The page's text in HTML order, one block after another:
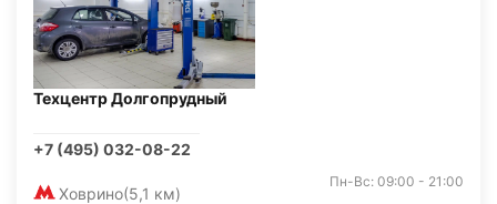
Техцентр Долгопрудный
+7 (495) 032-08-22
Ховрино(5,1 км)
Пн-Вс: 09:00 - 21:00